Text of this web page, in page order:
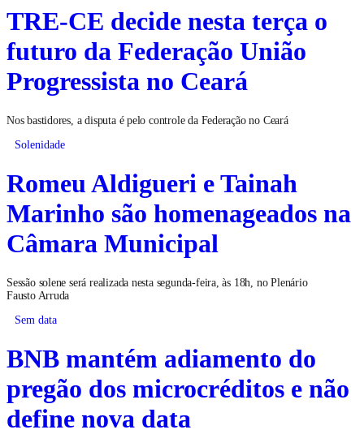
TRE-CE decide nesta terça o
futuro da Federação União
Progressista no Ceará
Nos bastidores, a disputa é pelo controle da Federação no Ceará
Solenidade
Romeu Aldigueri e Tainah
Marinho são homenageados na
Câmara Municipal
Sessão solene será realizada nesta segunda-feira, às 18h, no Plenário
Fausto Arruda
Sem data
BNB mantém adiamento do
pregão dos microcréditos e não
define nova data